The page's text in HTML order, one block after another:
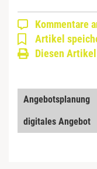
Kommentare
Artikel
Diesen
Angebotsplanung
digitales Angebot